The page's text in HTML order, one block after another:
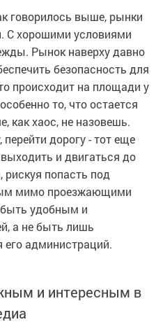
говорилось выше, рынки
хорошими условиями
Рынок наверху давно
безопасность для
происходит на площади у
то, что остается
как хаос, не назовешь.
дорогу - тот еще
и двигаться до
рискуя попасть под
мимо проезжающими
удобным и
а не быть лишь
его администраций.
и интересным в